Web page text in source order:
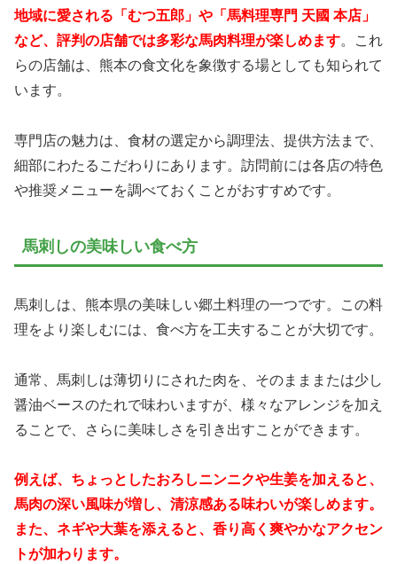
地域に愛される「むつ五郎」や「馬料理専門 天國 本店」
など、評判の店舗では多彩な馬肉料理が楽しめます。これ
らの店舗は、熊本の食文化を象徴する場としても知られて
います。
専門店の魅力は、食材の選定から調理法、提供方法まで、
細部にわたるこだわりにあります。訪問前には各店の特色
や推奨メニューを調べておくことがおすすめです。
馬刺しの美味しい食べ方
馬刺しは、熊本県の美味しい郷土料理の一つです。この料
理をより楽しむには、食べ方を工夫することが大切です。
通常、馬刺しは薄切りにされた肉を、そのまままたは少し
醤油ベースのたれで味わいますが、様々なアレンジを加え
ることで、さらに美味しさを引き出すことができます。
例えば、ちょっとしたおろしニンニクや生姜を加えると、
馬肉の深い風味が増し、清涼感ある味わいが楽しめます。
また、ネギや大葉を添えると、香り高く爽やかなアクセン
トが加わります。